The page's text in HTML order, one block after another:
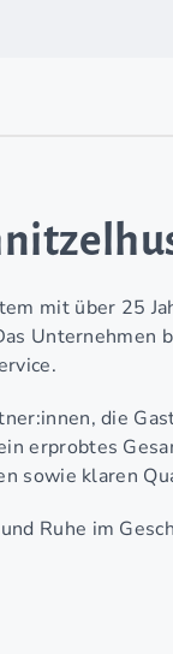
mit über 25
Unternehmen
die
erprobtes
sowie klaren
Ruhe im